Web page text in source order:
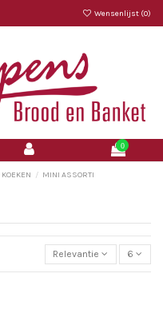
Wensenlijst (0)
0
MINI ASSORTI
Relevantie 6